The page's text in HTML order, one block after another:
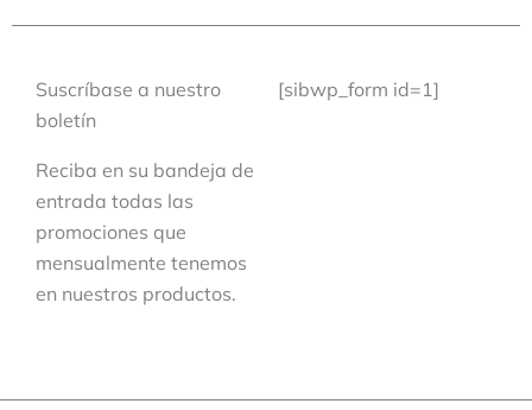
Suscríbase a nuestro
boletín
Reciba en su bandeja de
entrada todas las
promociones que
mensualmente tenemos
en nuestros productos.
[sibwp_form id=1]